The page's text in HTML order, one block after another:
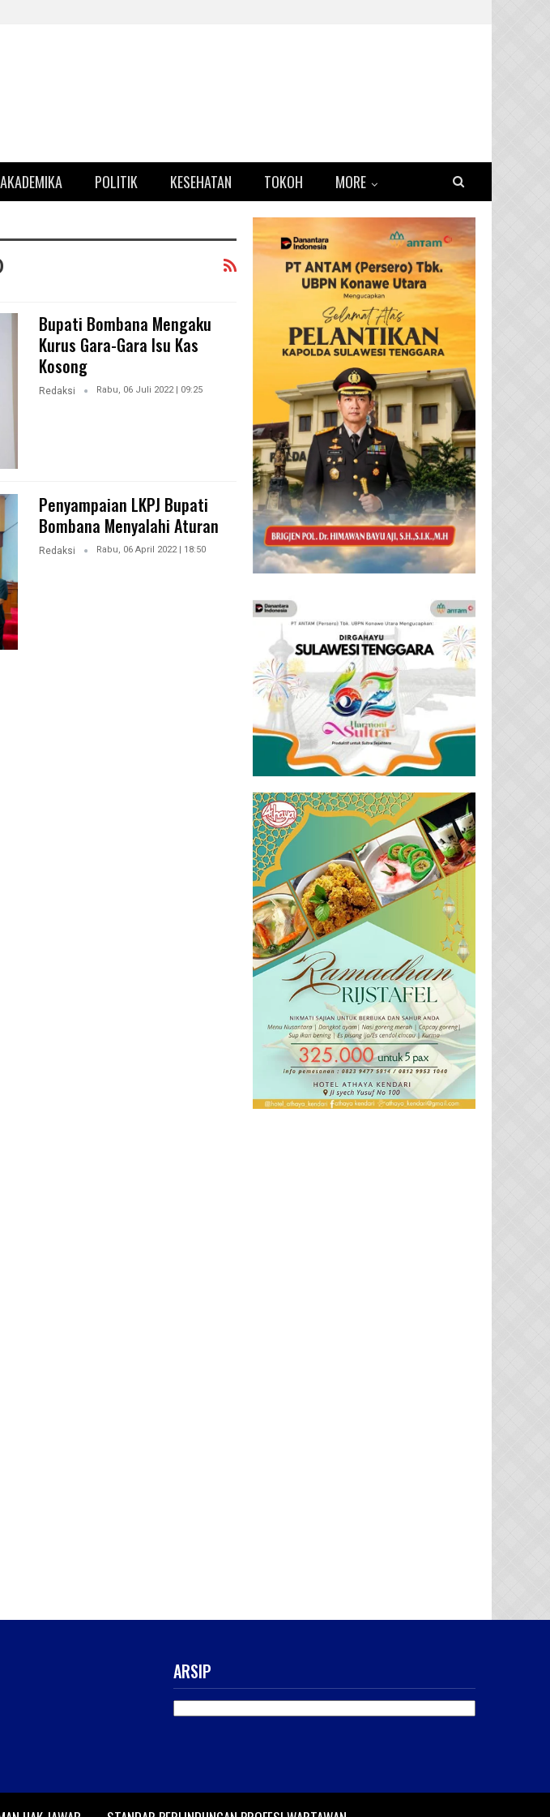
AKADEMIKA POLITIK KESEHATAN TOKOH MORE
Bupati Bombana Mengaku
Kurus Gara-Gara Isu Kas
Kosong
Redaksi Rabu, 06 Juli 2022 | 09:25
Penyampaian LKPJ Bupati
Bombana Menyalahi Aturan
Redaksi Rabu, 06 April 2022 | 18:50
ARSIP